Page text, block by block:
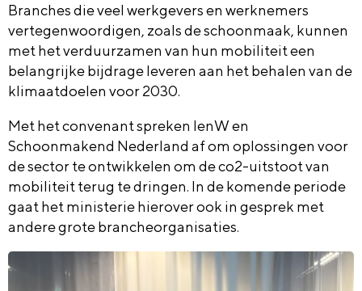
Branches die veel werkgevers en werknemers
vertegenwoordigen, zoals de schoonmaak, kunnen
met het verduurzamen van hun mobiliteit een
belangrijke bijdrage leveren aan het behalen van de
klimaatdoelen voor 2030.
Met het convenant spreken IenW en
Schoonmakend Nederland af om oplossingen voor
de sector te ontwikkelen om de co2-uitstoot van
mobiliteit terug te dringen. In de komende periode
gaat het ministerie hierover ook in gesprek met
andere grote brancheorganisaties.